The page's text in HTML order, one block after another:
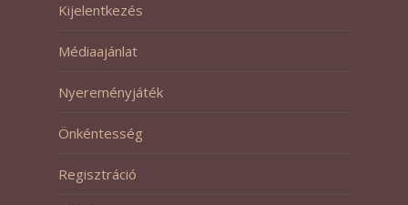
Kijelentkezés
Médiaajánlat
Nyereményjáték
Önkéntesség
Regisztráció